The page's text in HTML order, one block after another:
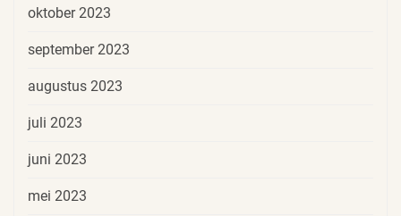
oktober 2023
september 2023
augustus 2023
juli 2023
juni 2023
mei 2023